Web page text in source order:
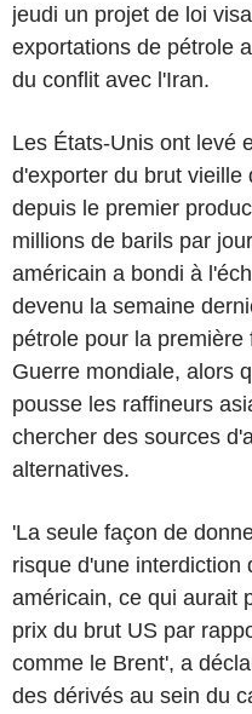
jeudi un projet de loi
exportations de pétrole
du conflit avec l'Iran.
Les États-Unis ont levé
d'exporter du brut vieille
depuis le premier
millions de barils par
américain a bondi à
devenu la semaine
pétrole pour la
Guerre mondiale, alors
pousse les raffineurs
chercher des sources
alternatives.
'La seule façon de
risque d'une interdiction
américain, ce qui aurait
prix du brut US par
comme le Brent', a
des dérivés au sein du